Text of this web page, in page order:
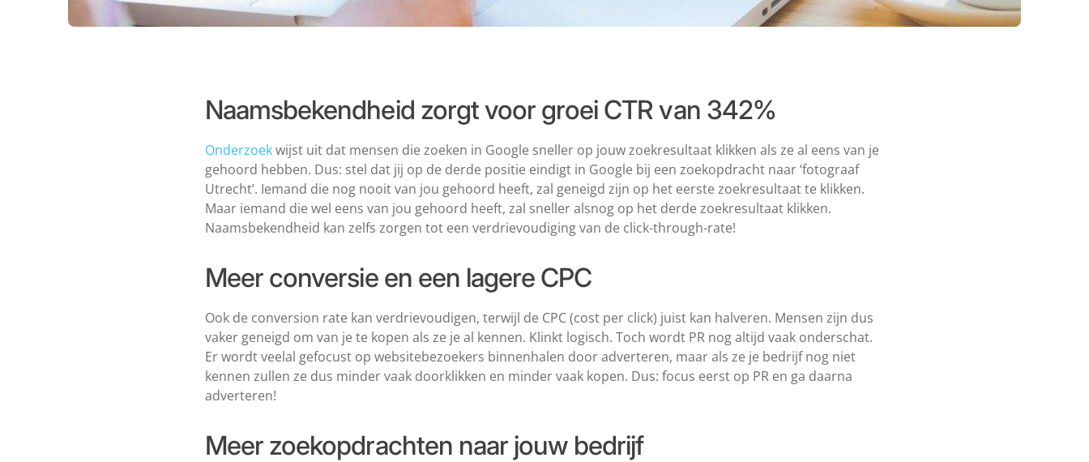
Naamsbekendheid zorgt voor groei CTR van 342%
Onderzoekwijst uit dat mensen die zoeken in Google sneller op jouw zoekresultaat klikken als ze al eens van je
gehoord hebben. Dus: stel dat jij op de derde positie eindigt in Google bij een zoekopdracht naar ‘fotograaf
Utrecht’. Iemand die nog nooit van jou gehoord heeft, zal geneigd zijn op het eerste zoekresultaat te klikken.
Maar iemand die wel eens van jou gehoord heeft, zal sneller alsnog op het derde zoekresultaat klikken.
Naamsbekendheid kan zelfs zorgen tot een verdrievoudiging van de click-through-rate!
Meer conversie en een lagere CPC
Ook de conversion rate kan verdrievoudigen, terwijl de CPC (cost per click) juist kan halveren. Mensen zijn dus
vaker geneigd om van je te kopen als ze je al kennen. Klinkt logisch. Toch wordt PR nog altijd vaak onderschat.
Er wordt veelal gefocust op websitebezoekers binnenhalen door adverteren, maar als ze je bedrijf nog niet
kennen zullen ze dus minder vaak doorklikken en minder vaak kopen. Dus: focus eerst op PR en ga daarna
adverteren!
Meer zoekopdrachten naar jouw bedrijf